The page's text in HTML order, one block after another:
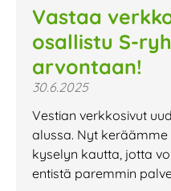
Vastaa
osallistu S-
arvontaan!
30.6.2025
Vestian verkkosivut
alussa. Nyt
kyselyn kautta, jotta
entistä paremmin